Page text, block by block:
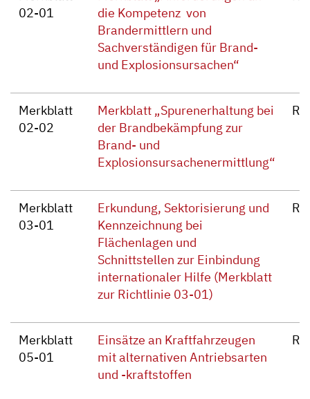
02-01
die Kompetenz von
Brandermittlern und
Sachverständigen für Brand-
und Explosionsursachen“
Merkblatt
02-02
Merkblatt „Spurenerhaltung bei
der Brandbekämpfung zur
Brand- und
Explosionsursachenermittlung“
Merkblatt
03-01
Erkundung, Sektorisierung und
Kennzeichnung bei
Flächenlagen und
Schnittstellen zur Einbindung
internationaler Hilfe (Merkblatt
zur Richtlinie 03-01)
Merkblatt
05-01
Einsätze an Kraftfahrzeugen
mit alternativen Antriebsarten
und -kraftstoffen